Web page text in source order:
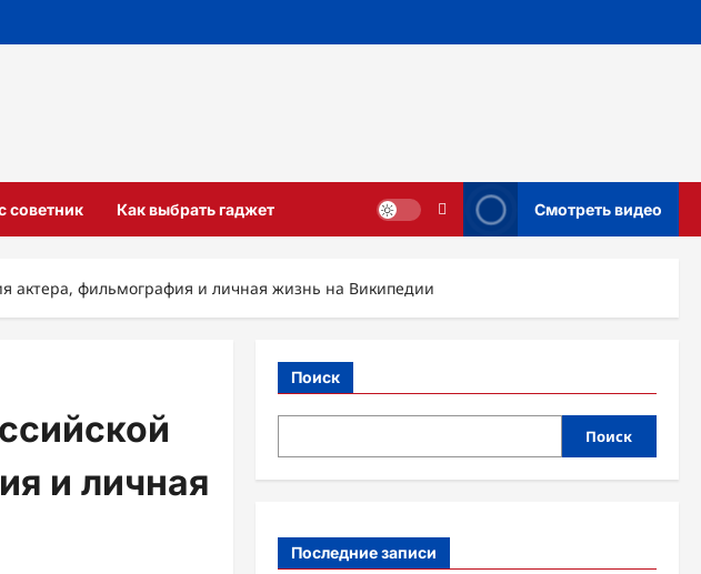
советник Как выбрать гаджет Смотреть видео
актера, фильмография и личная жизнь на Википедии
и личная
Поиск
Поиск
Последние записи